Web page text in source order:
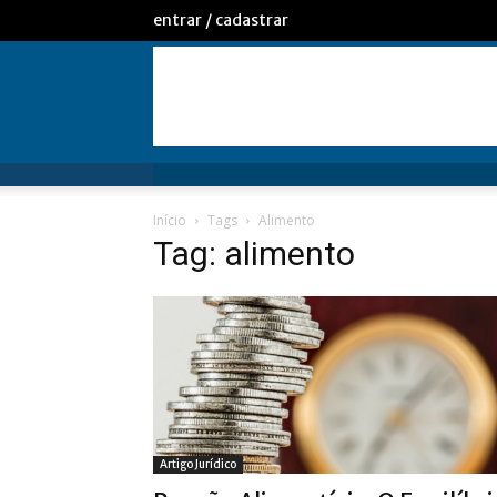
entrar / cadastrar
Início Tags Alimento
Tag: alimento
Artigo Jurídico